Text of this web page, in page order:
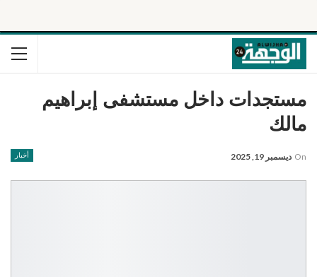
مستجدات داخل مستشفى إبراهيم
مالك
أخبار On ديسمبر 19, 2025